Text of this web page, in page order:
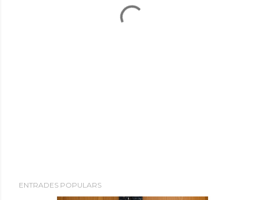
ENTRADES POPULARS